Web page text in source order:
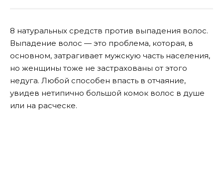
8 натуральных средств против выпадения волос.
Выпадение волос — это проблема, которая, в
основном, затрагивает мужскую часть населения,
но женщины тоже не застрахованы от этого
недуга. Любой способен впасть в отчаяние,
увидев нетипично большой комок волос в душе
или на расческе.